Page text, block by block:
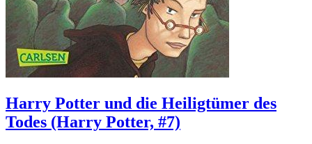
Harry Potter und die Heiligtümer des
Todes (Harry Potter, #7)